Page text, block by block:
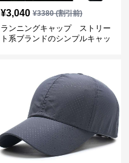
¥3,040 ¥3380(割引前)
ランニングキャップ ストリー
ト系ブランドのシンプルキャッ